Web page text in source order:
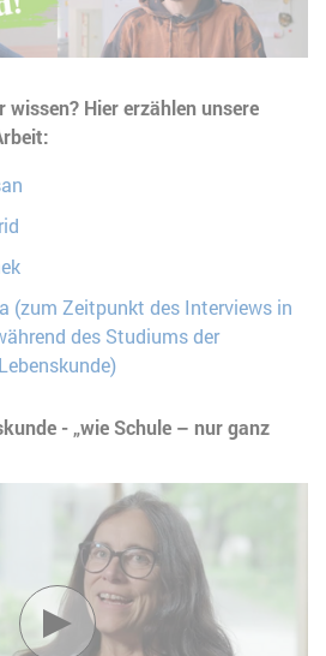
wissen? Hier erzählen unsere
(zum Zeitpunkt des Interviews in
des Studiums der
- „wie Schule – nur ganz
Verbindung mit Youtube